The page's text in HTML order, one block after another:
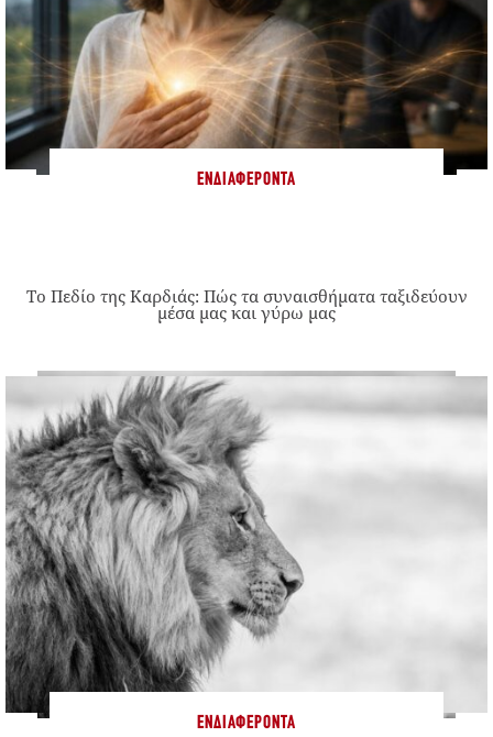
ΕΝΔΙΑΦΈΡΟΝΤΑ
Το Πεδίο της Καρδιάς: Πώς τα συναισθήματα ταξιδεύουν
μέσα μας και γύρω μας
ΕΝΔΙΑΦΈΡΟΝΤΑ